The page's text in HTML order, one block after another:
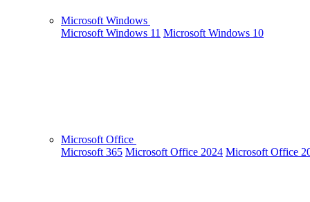
Microsoft Windows
Microsoft Windows 11 Microsoft Windows 10
Microsoft Office
Microsoft 365 Microsoft Office 2024 Microsoft Office